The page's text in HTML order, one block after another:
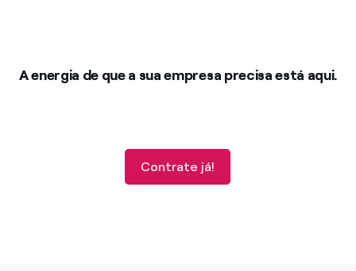
A energia de que a sua empresa precisa está aqui.
Contrate já!